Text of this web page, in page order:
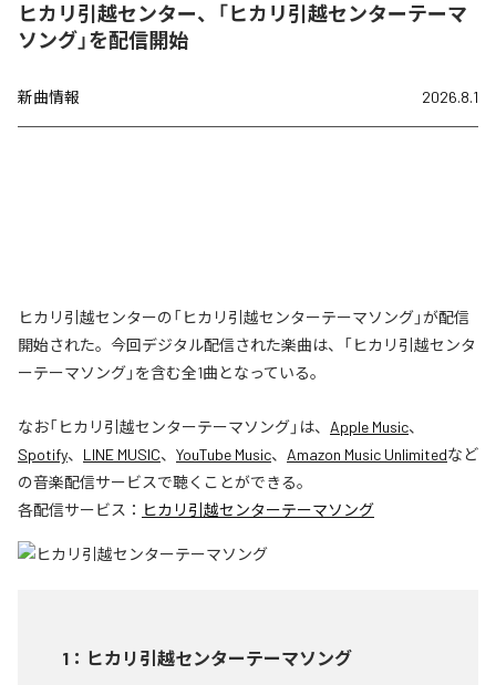
ヒカリ引越センター、「ヒカリ引越センターテーマ
ソング」を配信開始
新曲情報 2026.8.1
ヒカリ引越センターの「ヒカリ引越センターテーマソング」が配信
開始された。今回デジタル配信された楽曲は、「ヒカリ引越センタ
ーテーマソング」を含む全1曲となっている。
なお「ヒカリ引越センターテーマソング」は、 Apple Music、
Spotify、 LINE MUSIC、 YouTube Music、 Amazon Music Unlimitedなど
の音楽配信サービスで聴くことができる。
各配信サービス： ヒカリ引越センターテーマソング
1 ： ヒカリ引越センターテーマソング